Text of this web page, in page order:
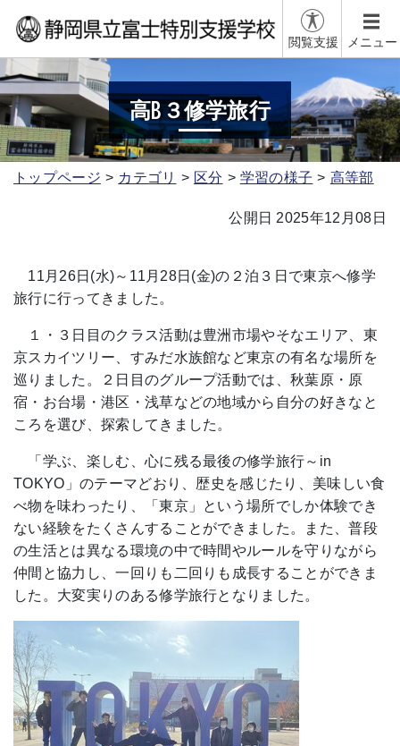
閲覧支援 メニュー
高B３修学旅行
トップページ カテゴリ 区分 学習の様子 高等部
公開日 2025年12月08日
11月26日(水)～11月28日(金)の２泊３日で東京へ修学
旅行に行ってきました。
１・３日目のクラス活動は豊洲市場やそなエリア、東
京スカイツリー、すみだ水族館など東京の有名な場所を
巡りました。２日目のグループ活動では、秋葉原・原
宿・お台場・港区・浅草などの地域から自分の好きなと
ころを選び、探索してきました。
「学ぶ、楽しむ、心に残る最後の修学旅行～in
TOKYO」のテーマどおり、歴史を感じたり、美味しい食
べ物を味わったり、「東京」という場所でしか体験でき
ない経験をたくさんすることができました。また、普段
の生活とは異なる環境の中で時間やルールを守りながら
仲間と協力し、一回りも二回りも成長することができま
した。大変実りのある修学旅行となりました。